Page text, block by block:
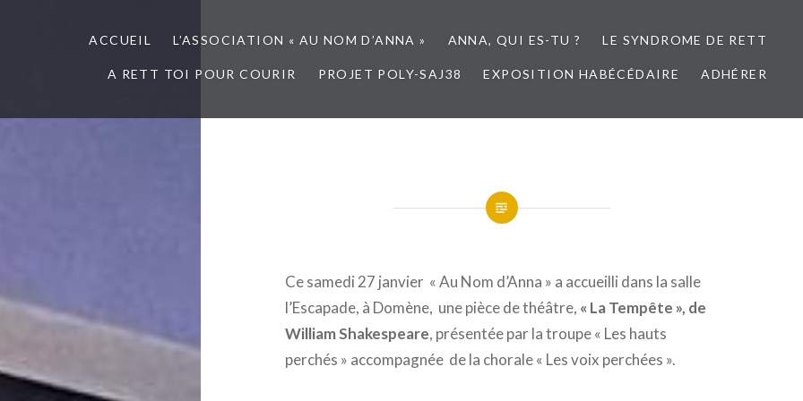
ACCUEIL L’ASSOCIATION « AU NOM D’ANNA » ANNA, QUI ES-TU ? LE SYNDROME DE RETT
A RETT TOI POUR COURIR PROJET POLY-SAJ38 EXPOSITION HABÉCÉDAIRE ADHÉRER
Ce samedi 27 janvier « Au Nom d’Anna » a accueilli dans la salle
l’Escapade, à Domène, une pièce de théâtre, « La Tempête », de
William Shakespeare, présentée par la troupe « Les hauts
perchés » accompagnée de la chorale « Les voix perchées ».